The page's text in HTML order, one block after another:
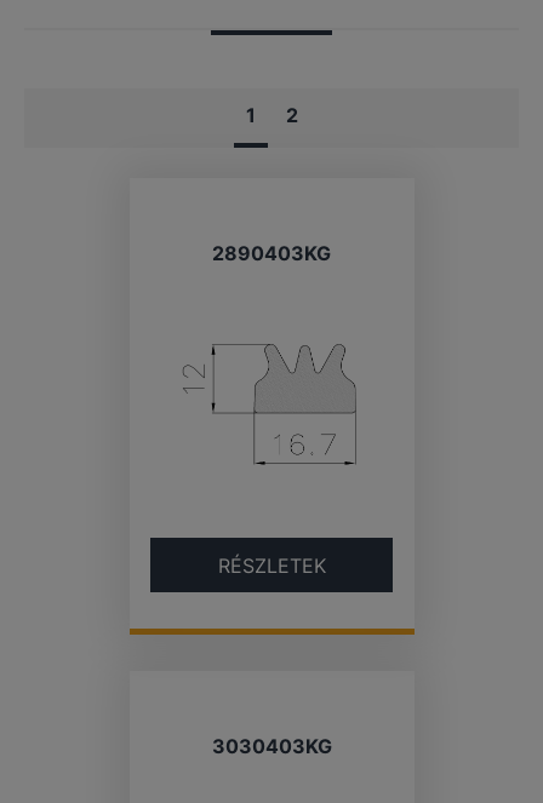
1 2
2890403KG
RÉSZLETEK
3030403KG